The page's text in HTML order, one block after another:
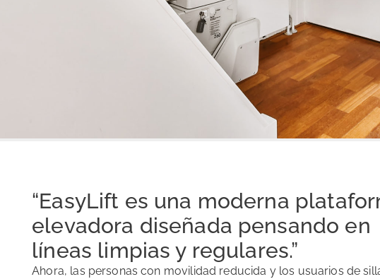
“EasyLift es una moderna
elevadora diseñada pensando en
líneas limpias y regulares.”
Ahora, las personas con movilidad reducida y los usuarios de